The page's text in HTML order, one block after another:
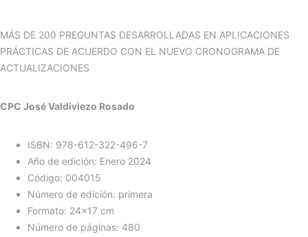
MÁS DE 200 PREGUNTAS DESARROLLADAS EN APLICACIONES
PRÁCTICAS DE ACUERDO CON EL NUEVO CRONOGRAMA DE
ACTUALIZACIONES
CPC José Valdiviezo Rosado
ISBN: 978-612-322-496-7
Año de edición: Enero 2024
Código: 004015
Número de edición: primera
Formato: 24×17 cm
Número de páginas: 480